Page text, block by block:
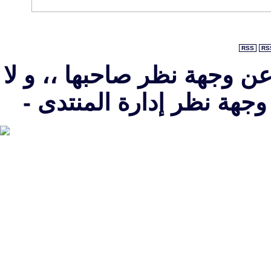
RSS
وجهة نظر صاحبها ،، و لا
نظر إدارة المنتدى -